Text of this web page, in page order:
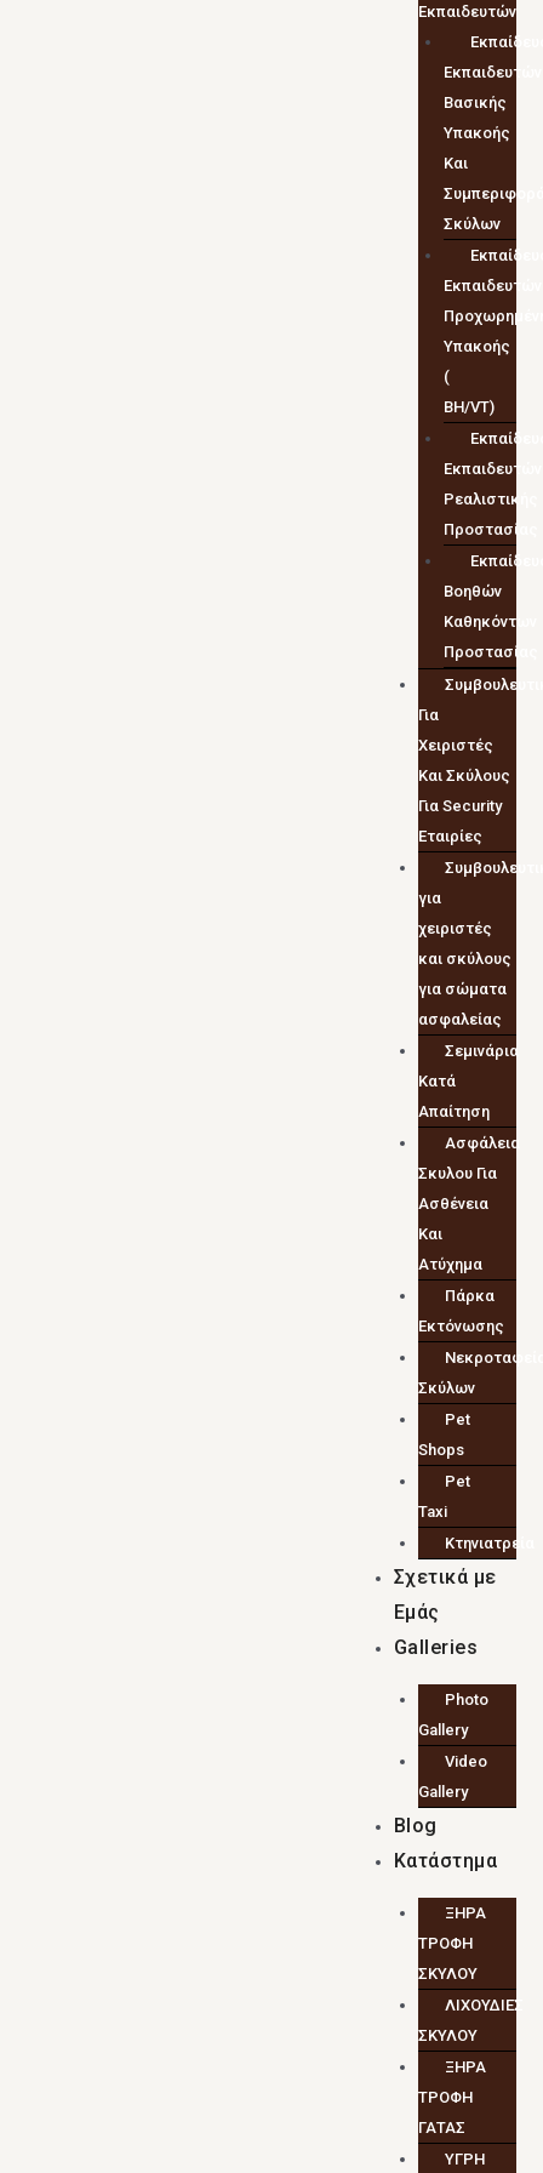
Εκπαιδευτών
Εκπαιδευτών
Βασικής
Υπακοής
Και
Σκύλων
Εκπαιδευτών
Υπακοής
(
BH/VT)
Εκπαιδευτών
Ρεαλιστικής
Προστασίας
Βοηθών
Καθηκόντων
Προστασίας
Για
Χειριστές
Και Σκύλους
Για Security
Εταιρίες
για
χειριστές
και σκύλους
για σώματα
ασφαλείας
Σεμινάρια
Κατά
Απαίτηση
Ασφάλεια
Σκυλου Για
Ασθένεια
Και
Ατύχημα
Πάρκα
Εκτόνωσης
Σκύλων
Pet
Shops
Pet
Taxi
Κτηνιατρεία
Σχετικά με
Εμάς
Galleries
Photo
Gallery
Video
Gallery
Blog
Κατάστημα
ΞΗΡΑ
ΤΡΟΦΗ
ΣΚΥΛΟΥ
ΛΙΧΟΥΔΙΕΣ
ΣΚΥΛΟΥ
ΞΗΡΑ
ΤΡΟΦΗ
ΓΑΤΑΣ
ΥΓΡΗ